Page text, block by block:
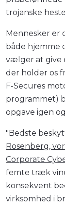
trojanske
Mennesker er
både hjemme
vælger at give
der holder os
F-Secures
programmet)
opgave igen
"Bedste
Rosenberg,
Corporate
femte træk
konsekvent
virksomhed i